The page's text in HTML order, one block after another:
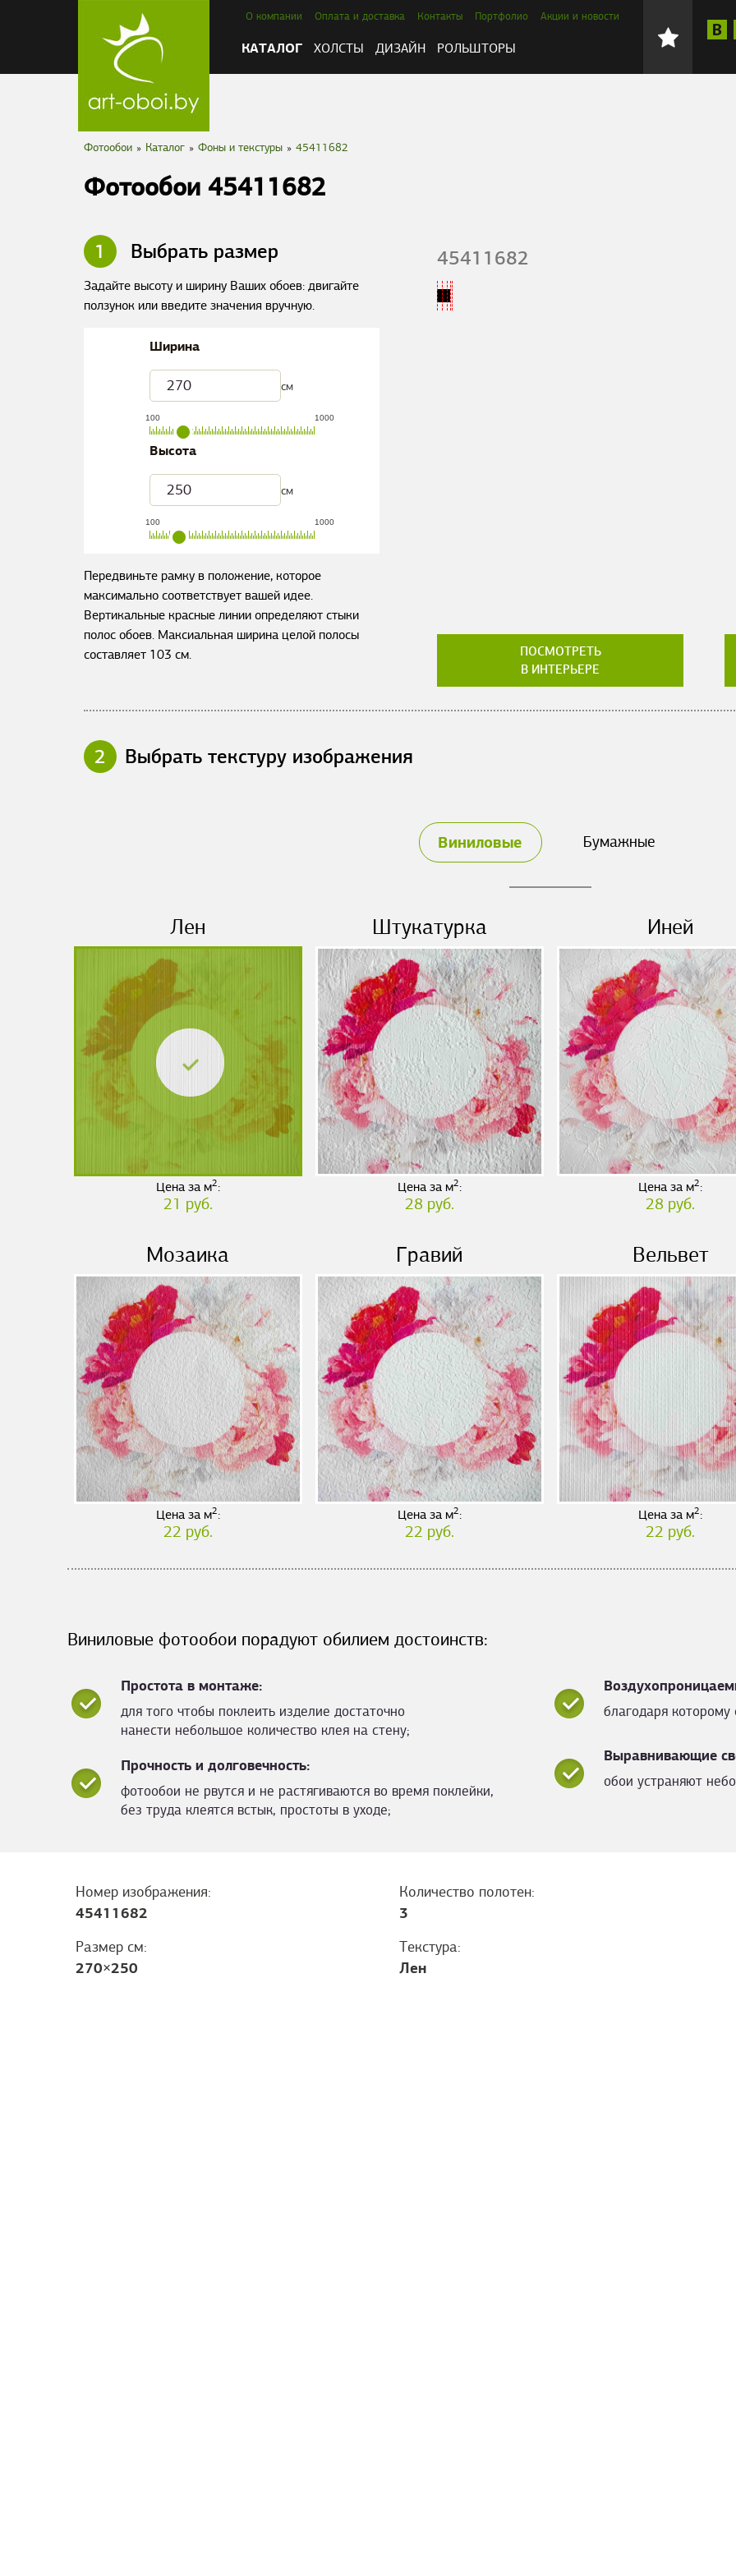
О компании Оплата и доставка Контакты Портфолио Акции и новости
КАТАЛОГ ХОЛСТЫ ДИЗАЙН РОЛЬШТОРЫ
Фотообои » Каталог » Фоны и текстуры » 45411682
Фотообои 45411682
1 Выбрать размер
Задайте высоту и ширину Ваших обоев: двигайте
ползунок или введите значения вручную.
Ширина
см
100 1000
Высота
см
100 1000
Передвиньте рамку в положение, которое
максимально соответствует вашей идее.
Вертикальные красные линии определяют стыки
полос обоев. Максиальная ширина целой полосы
составляет 103 см.
45411682
ПОСМОТРЕТЬ
В ИНТЕРЬЕРЕ
2 Выбрать текстуру изображения
Виниловые Бумажные
Лен
Цена за м2:
21 руб.
Штукатурка
Цена за м2:
28 руб.
Иней
Цена за м2:
28 руб.
Мозаика
Цена за м2:
22 руб.
Гравий
Цена за м2:
22 руб.
Вельвет
Цена за м2:
22 руб.
Виниловые фотообои порадуют обилием достоинств:
Простота в монтаже:
для того чтобы поклеить изделие достаточно
нанести небольшое количество клея на стену;
благодаря
Выравнивающие
обои устраняют
Прочность и долговечность:
фотообои не рвутся и не растягиваются во время поклейки,
без труда клеятся встык, простоты в уходе;
Номер изображения:
45411682
Количество полотен:
3
Размер см:
270×250
Текстура:
Лен